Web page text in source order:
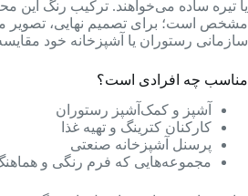
یا تیره ساده می‌خواهند. ترکیب رنگ این
مشخص است؛ برای تصمیم نهایی، تصویر
سازمانی رستوران یا آشپزخانه خود
مناسب چه افرادی است؟
آشپز و کمک‌آشپز رستوران
کارکنان کترینگ و تهیه غذا
پرسنل آشپزخانه صنعتی
مجموعه‌هایی که فرم رنگی و